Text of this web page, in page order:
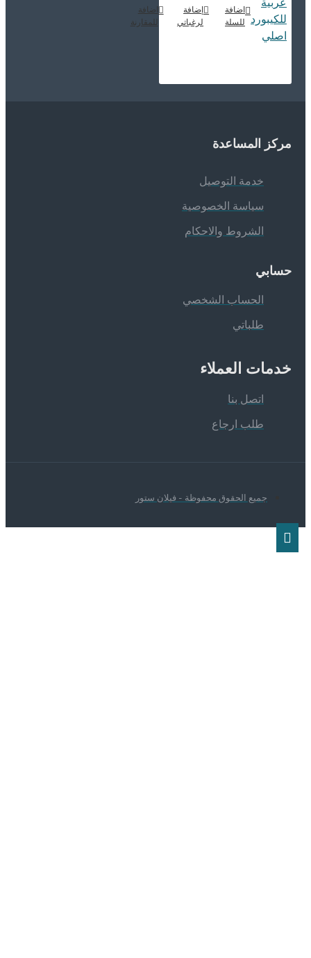
اضافة
للسلة
إضافة
لرغباتي
اضافة
للمقارنة
المساعدة
خدمة التوصيل
سياسة الخصوصية
الشروط والاحكام
الحساب الشخصي
طلباتي
العملاء
اتصل بنا
طلب ارجاع
جميع الحقوق محفوظة - فيلان ستور